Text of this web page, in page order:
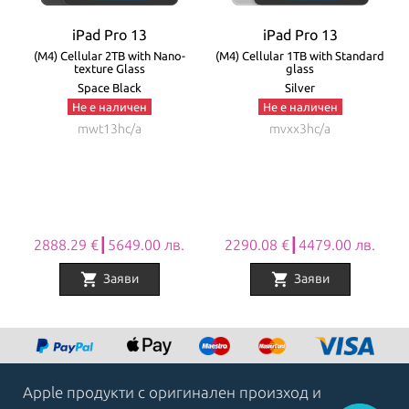
iPad Pro 13
(M4) Cellular 2TB with Nano-
texture Glass
Space Black
Не е наличен
mwt13hc/a
2888.29 €┃5649.00 лв.
shopping_cart Заяви
iPad Pro 13
(M4) Cellular 1TB with Standard
glass
Silver
Не е наличен
mvxx3hc/a
2290.08 €┃4479.00 лв.
shopping_cart Заяви
8
Apple продукти с оригинален произход и